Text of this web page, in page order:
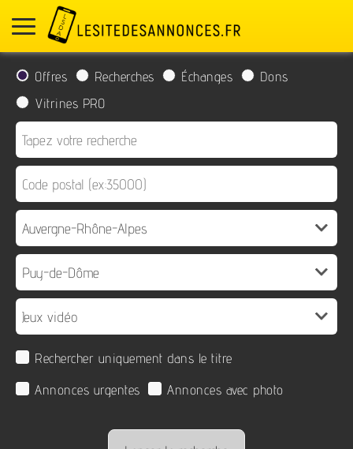
Offres Recherches Échanges
Dons
Vitrines PRO
Rechercher uniquement dans le titre
Annonces urgentes
Annonces avec photo